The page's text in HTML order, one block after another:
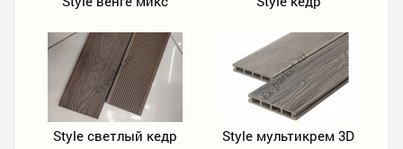
Style светлый кедр
Style мультикрем 3D